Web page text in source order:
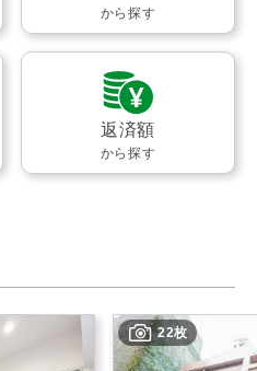
から探す
返済額
から探す
22枚